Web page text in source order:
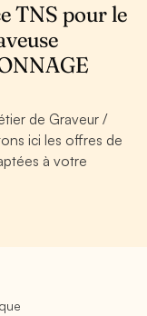
TNS pour le
de Graveur /
ici les offres de
à votre